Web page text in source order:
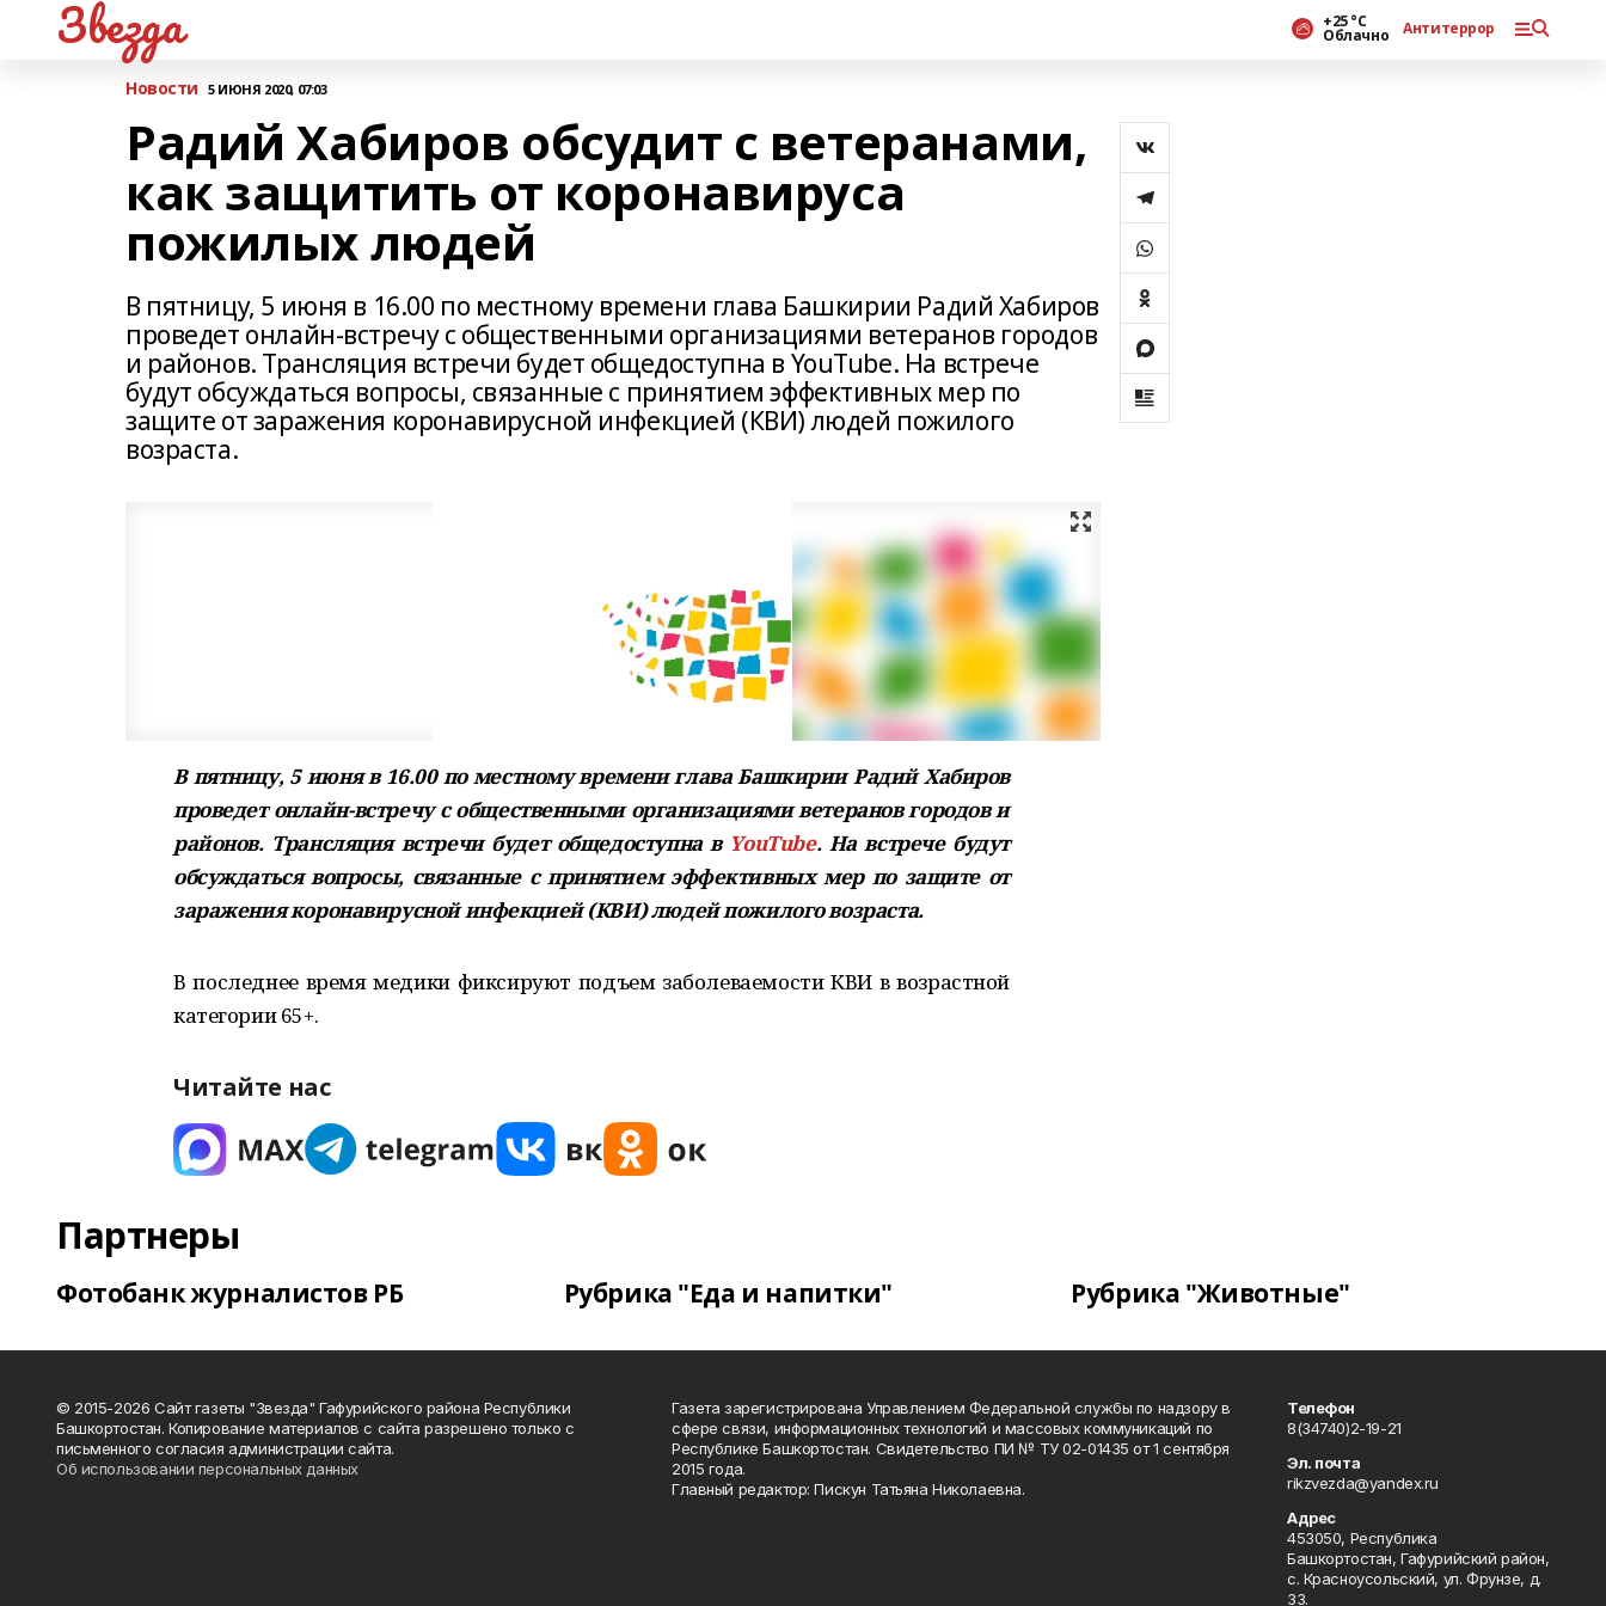
Звезда +25 °С
Облачно Антитеррор
Новости 5 ИЮНЯ 2020, 07:03
Радий Хабиров обсудит с ветеранами,
как защитить от коронавируса
пожилых людей
В пятницу, 5 июня в 16.00 по местному времени глава Башкирии Радий Хабиров
проведет онлайн-встречу с общественными организациями ветеранов городов
и районов. Трансляция встречи будет общедоступна в YouTube. На встрече
будут обсуждаться вопросы, связанные с принятием эффективных мер по
защите от заражения коронавирусной инфекцией (КВИ) людей пожилого
возраста.
В пятницу, 5 июня в 16.00 по местному времени глава Башкирии Радий Хабиров
проведет онлайн-встречу с общественными организациями ветеранов городов и
районов. Трансляция встречи будет общедоступна в YouTube. На встрече будут
обсуждаться вопросы, связанные с принятием эффективных мер по защите от
заражения коронавирусной инфекцией (КВИ) людей пожилого возраста.
В последнее время медики фиксируют подъем заболеваемости КВИ в возрастной
категории 65+.
Читайте нас
Партнеры
Фотобанк журналистов РБ Рубрика "Еда и напитки" Рубрика "Животные"
© 2015-2026 Сайт газеты "Звезда" Гафурийского района Республики
Башкортостан. Копирование материалов с сайта разрешено только с
письменного согласия администрации сайта.
Об использовании персональных данных
Газета зарегистрирована Управлением Федеральной службы по надзору в
сфере связи, информационных технологий и массовых коммуникаций по
Республике Башкортостан. Свидетельство ПИ № ТУ 02-01435 от 1 сентября
2015 года.
Главный редактор: Пискун Татьяна Николаевна.
Телефон
8(34740)2-19-21
Эл. почта
rikzvezda@yandex.ru
Адрес
453050, Республика
Башкортостан, Гафурийский район,
с. Красноусольский, ул. Фрунзе, д.
33.